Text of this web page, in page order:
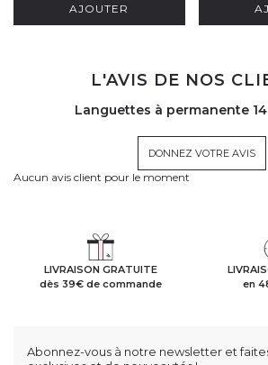
AJOUTER
L'AVIS DE NOS
Languettes à permanente
DONNEZ VOTRE AVIS
Aucun avis client pour le moment
LIVRAISON GRATUITE
dès 39€ de commande
en
Abonnez-vous à notre newsletter et